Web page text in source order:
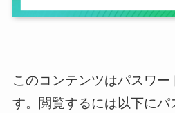
このコンテンツはパスワー
す。閲覧するには以下にパ